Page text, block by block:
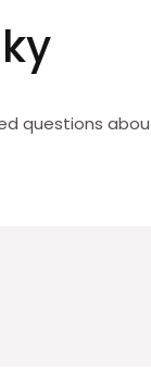
questions